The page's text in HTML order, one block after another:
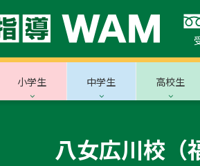
小学生 中学生 高校生
八女広川校（